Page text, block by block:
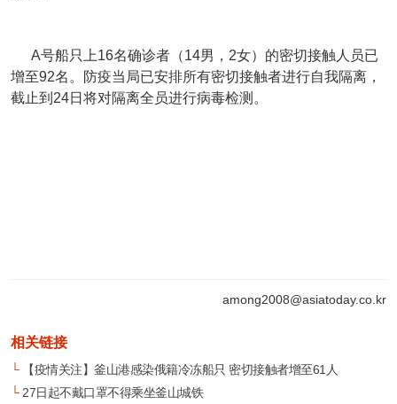
A号船只上16名确诊者（14男，2女）的密切接触人员已
增至92名。防疫当局已安排所有密切接触者进行自我隔离，
截止到24日将对隔离全员进行病毒检测。
among2008@asiatoday.co.kr
相关链接
└【疫情关注】釜山港感染俄籍冷冻船只 密切接触者增至61人
└27日起不戴口罩不得乘坐釜山城铁